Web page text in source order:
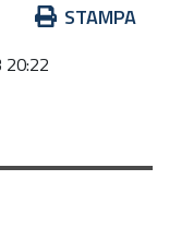
STAMPA
20:22